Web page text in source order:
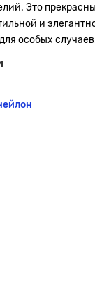
Это
и
особых